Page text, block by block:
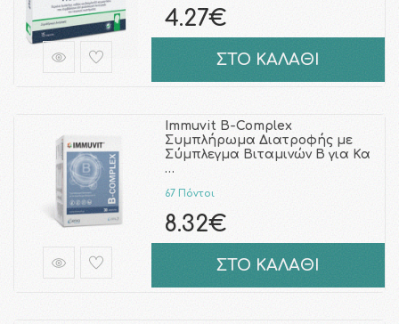
4.27€
ΣΤΟ ΚΑΛΑΘΙ
Immuvit B-Complex
Συμπλήρωμα Διατροφής με
Σύμπλεγμα Βιταμινών Β για Κα
…
67 Πόντοι
8.32€
ΣΤΟ ΚΑΛΑΘΙ